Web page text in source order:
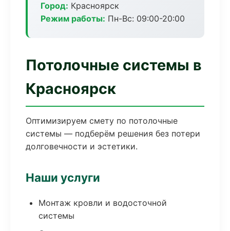
Город: Красноярск
Режим работы: Пн-Вс: 09:00-20:00
Потолочные системы в
Красноярск
Оптимизируем смету по потолочные
системы — подберём решения без потери
долговечности и эстетики.
Наши услуги
Монтаж кровли и водосточной
системы